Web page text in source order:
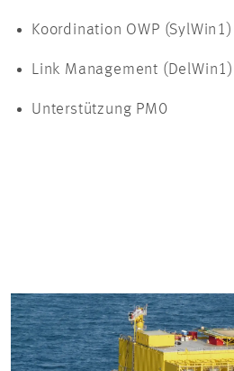
Koordination OWP (SylWin1)
Link Management (DelWin1)
Unterstützung PM0